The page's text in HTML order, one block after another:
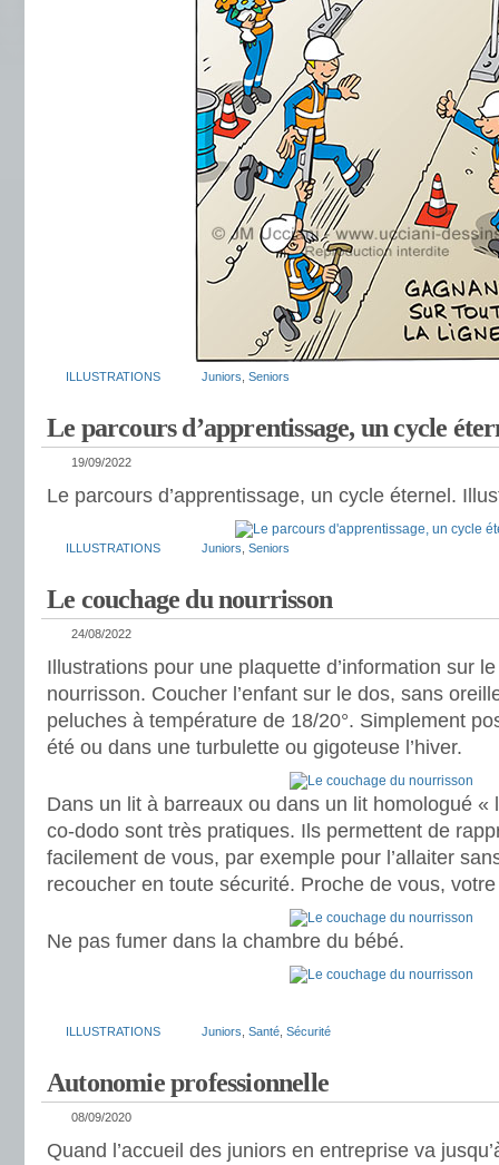
ILLUSTRATIONS Juniors Seniors
Le parcours d’apprentissage, un cycle
19/09/2022
Le parcours d’apprentissage, un cycle éternel.
ILLUSTRATIONS Juniors Seniors
Le couchage du nourrisson
24/08/2022
Illustrations pour une plaquette d’information sur
nourrisson. Coucher l’enfant sur le dos, sans
peluches à température de 18/20°. Simplement
été ou dans une turbulette ou gigoteuse l’hiver.
Dans un lit à barreaux ou dans un lit homologué «
co-dodo sont très pratiques. Ils permettent de
facilement de vous, par exemple pour l’allaiter
recoucher en toute sécurité. Proche de vous,
Ne pas fumer dans la chambre du bébé.
ILLUSTRATIONS Juniors Santé Sécurité
Autonomie professionnelle
08/09/2020
Quand l’accueil des juniors en entreprise va